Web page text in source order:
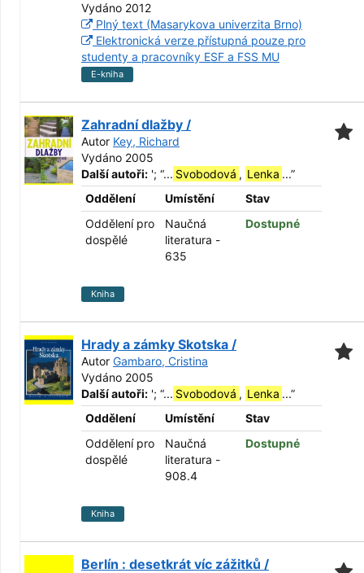
Vydáno 2012
Plný text (Masarykova univerzita Brno)
Elektronická verze přístupná pouze pro
studenty a pracovníky ESF a FSS MU
E-kniha
Zahradní dlažby /
Autor Key, Richard
Vydáno 2005
Další autoři: '; “... Svobodová , Lenka ...”
Oddělení
Umístění
Stav
Oddělení pro
dospělé
Naučná
literatura -
635
Dostupné
Kniha
Hrady a zámky Skotska /
Autor Gambaro, Cristina
Vydáno 2005
Další autoři: '; “... Svobodová , Lenka ...”
Oddělení
Umístění
Stav
Oddělení pro
dospělé
Naučná
literatura -
908.4
Dostupné
Kniha
Berlín : desetkrát víc zážitků /